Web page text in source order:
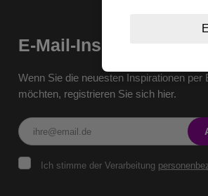
E-Mail-Inspiration
Wenn Sie die neuesten Inspirationen per
möchten, registrieren Sie sich hier.
Ich stimme der Verarbeitung